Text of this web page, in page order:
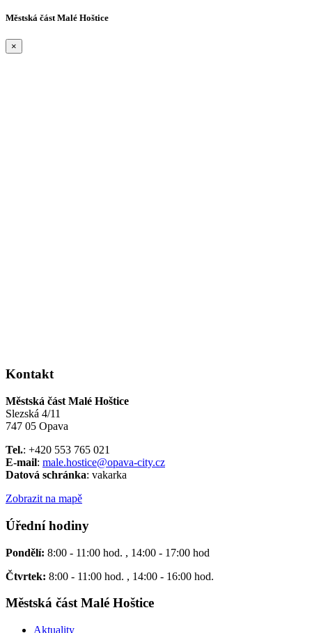
Městská část Malé Hoštice
×
Kontakt
Městská část Malé Hoštice
Slezská 4/11
747 05 Opava
Tel.: +420 553 765 021
E-mail: male.hostice@opava-city.cz
Datová schránka: vakarka
Zobrazit na mapě
Úřední hodiny
Pondělí: 8:00 - 11:00 hod. , 14:00 - 17:00 hod
Čtvrtek: 8:00 - 11:00 hod. , 14:00 - 16:00 hod.
Městská část Malé Hoštice
Aktuality